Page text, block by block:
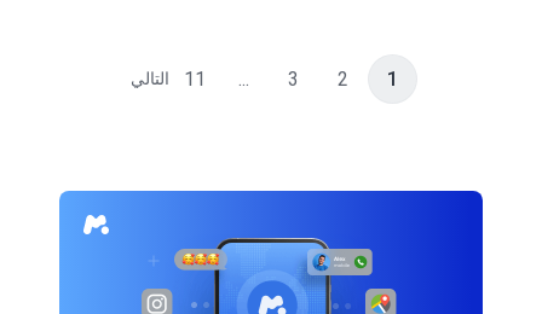
1
2
3
...
11 التالي